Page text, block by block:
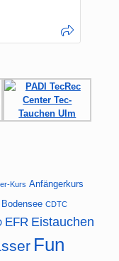
Kurs Anfängerkurs
Bodensee CDTC
EFR Eistauchen
Fun